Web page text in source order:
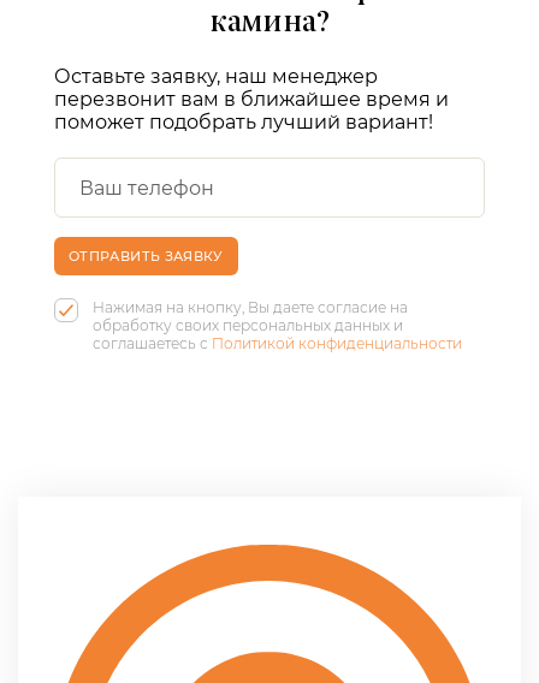
камина?
Оставьте заявку, наш менеджер
перезвонит вам в ближайшее время и
поможет подобрать лучший вариант!
ОТПРАВИТЬ ЗАЯВКУ
Нажимая на кнопку, Вы даете согласие на
обработку своих персональных данных и
соглашаетесь с Политикой конфиденциальности